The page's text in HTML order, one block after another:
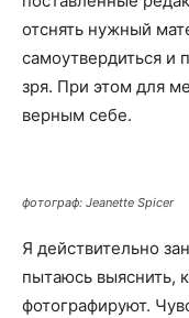
отснять нужный
самоутвердиться и
зря. При этом для
верным себе.
фотограф: Jeanette Spicer
Я действительно
пытаюсь выяснить,
фотографируют.